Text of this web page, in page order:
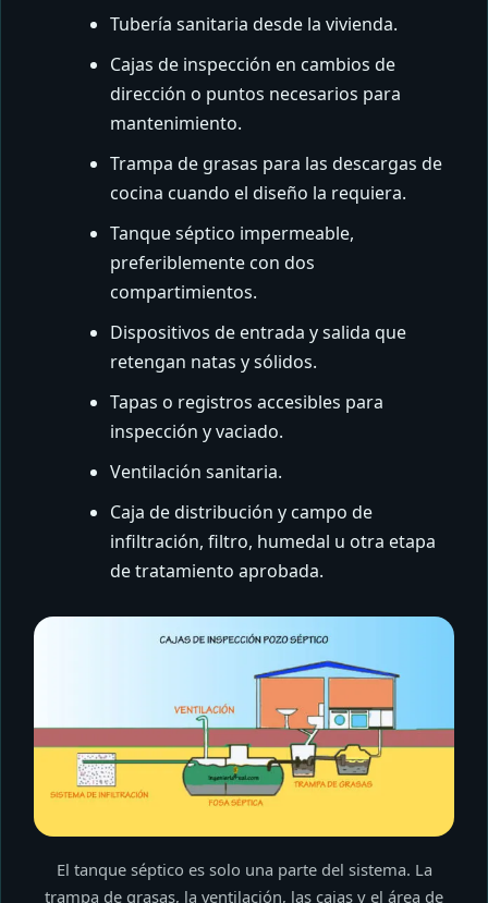
Tubería sanitaria desde la vivienda.
Cajas de inspección en cambios de
dirección o puntos necesarios para
mantenimiento.
Trampa de grasas para las descargas de
cocina cuando el diseño la requiera.
Tanque séptico impermeable,
preferiblemente con dos
compartimientos.
Dispositivos de entrada y salida que
retengan natas y sólidos.
Tapas o registros accesibles para
inspección y vaciado.
Ventilación sanitaria.
Caja de distribución y campo de
infiltración, filtro, humedal u otra etapa
de tratamiento aprobada.
El tanque séptico es solo una parte del sistema. La
trampa de grasas, la ventilación, las cajas y el área de